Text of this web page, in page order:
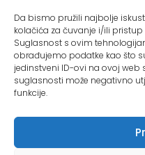
Da bismo pružili najbolje
kolačića za čuvanje i/ili
Suglasnost s ovim
obrađujemo podatke kao što
jedinstveni ID-ovi na ovoj web
suglasnosti može negativno
funkcije.